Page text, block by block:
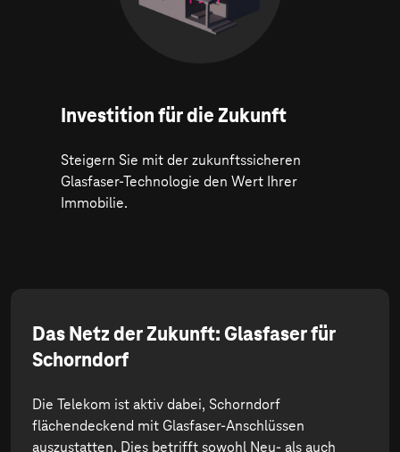
Investition für die Zukunft
Steigern Sie mit der zukunftssicheren
Glasfaser-Technologie den Wert Ihrer
Immobilie.
Das Netz der Zukunft: Glasfaser für
Schorndorf
Die Telekom ist aktiv dabei, Schorndorf
flächendeckend mit Glasfaser-Anschlüssen
auszustatten. Dies betrifft sowohl Neu- als auch